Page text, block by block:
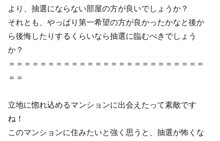
より、抽選にならない部屋の方が良いでしょうか？
それとも、やっぱり第一希望の方が良かったかなと後か
ら後悔したりするくらいなら抽選に臨むべきでしょう
か？
＝＝＝＝＝＝＝＝＝＝＝＝＝＝＝＝＝＝＝＝＝＝＝＝＝
＝＝
立地に惚れ込めるマンションに出会えたって素敵です
ね！
このマンションに住みたいと強く思うと、抽選が怖くな